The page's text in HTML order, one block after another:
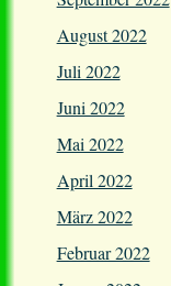
August 2022
Juli 2022
Juni 2022
Mai 2022
April 2022
März 2022
Februar 2022